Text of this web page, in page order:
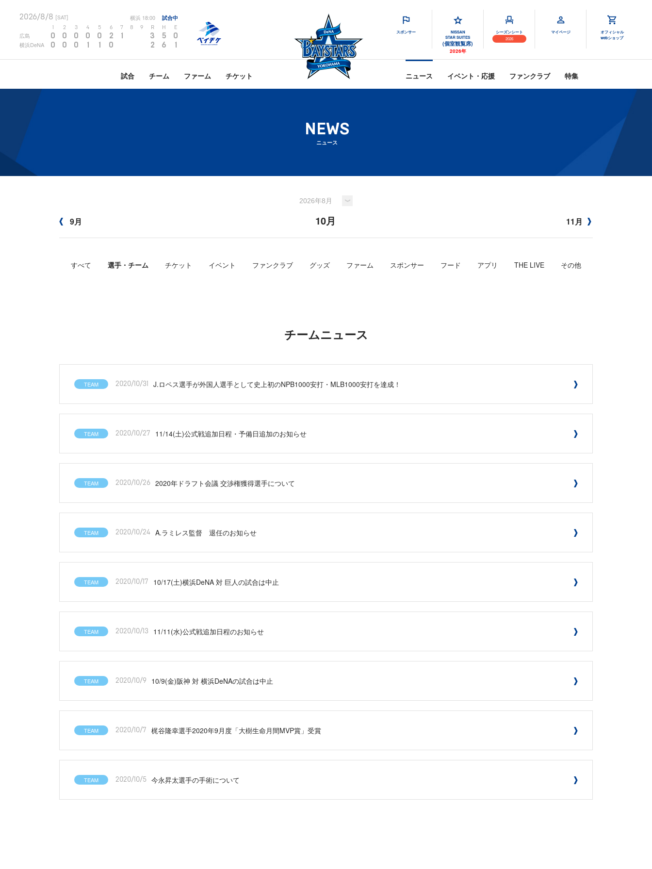
2026/8/8 [SAT] 横浜 18:00 試合中
2 3 4 5 6 7 8 9 R H E
広島 0 0 0 0 0 2 1 3 5 0
横浜DeNA 0 0 0 1 1 0 2 6 1
スポンサー
NISSAN
STAR SUITES
(個室観覧席)
2026年
シーズンシート
2026
マイページ
オフィシャル
webショップ
試合 チーム ファーム チケット ニュース イベント・応援 ファンクラブ 特集
NEWS
ニュース
9月 10月 11月
すべて 選手・チーム チケット イベント ファンクラブ グッズ ファーム スポンサー フード アプリ THE LIVE その他
チームニュース
TEAM 2020/10/31 J.ロペス選手が外国人選手として史上初のNPB1000安打・MLB1000安打を達成！
TEAM 2020/10/27 11/14(土)公式戦追加日程・予備日追加のお知らせ
TEAM 2020/10/26 2020年ドラフト会議 交渉権獲得選手について
TEAM 2020/10/24 A.ラミレス監督 退任のお知らせ
TEAM 2020/10/17 10/17(土)横浜DeNA 対 巨人の試合は中止
TEAM 2020/10/13 11/11(水)公式戦追加日程のお知らせ
TEAM 2020/10/9 10/9(金)阪神 対 横浜DeNAの試合は中止
TEAM 2020/10/7 梶谷隆幸選手2020年9月度「大樹生命月間MVP賞」受賞
TEAM 2020/10/5 今永昇太選手の手術について